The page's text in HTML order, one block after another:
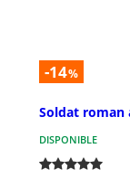
-14%
Soldat roman
DISPONIBLE